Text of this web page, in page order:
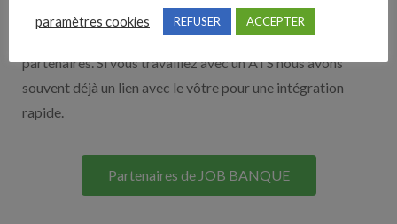
Découvrez nos partenaires ! Moteurs de recherches,
multidiffuseurs, sites payant… nombreux sont nos
partenaires. Si vous travaillez avec un ATS nous avons
souvent déjà un lien avec le vôtre pour une intégration
rapide.
Partenaires de JOB BANQUE
paramètres cookies REFUSER ACCEPTER